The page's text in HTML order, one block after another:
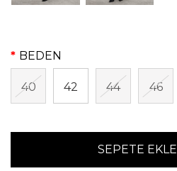
BEDEN
40 42 44 46
SEPETE EKLE